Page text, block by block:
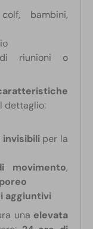
bambini,
di riunioni o
dettaglio:
invisibiliper la
movimento,
aggiuntivi
una elevata